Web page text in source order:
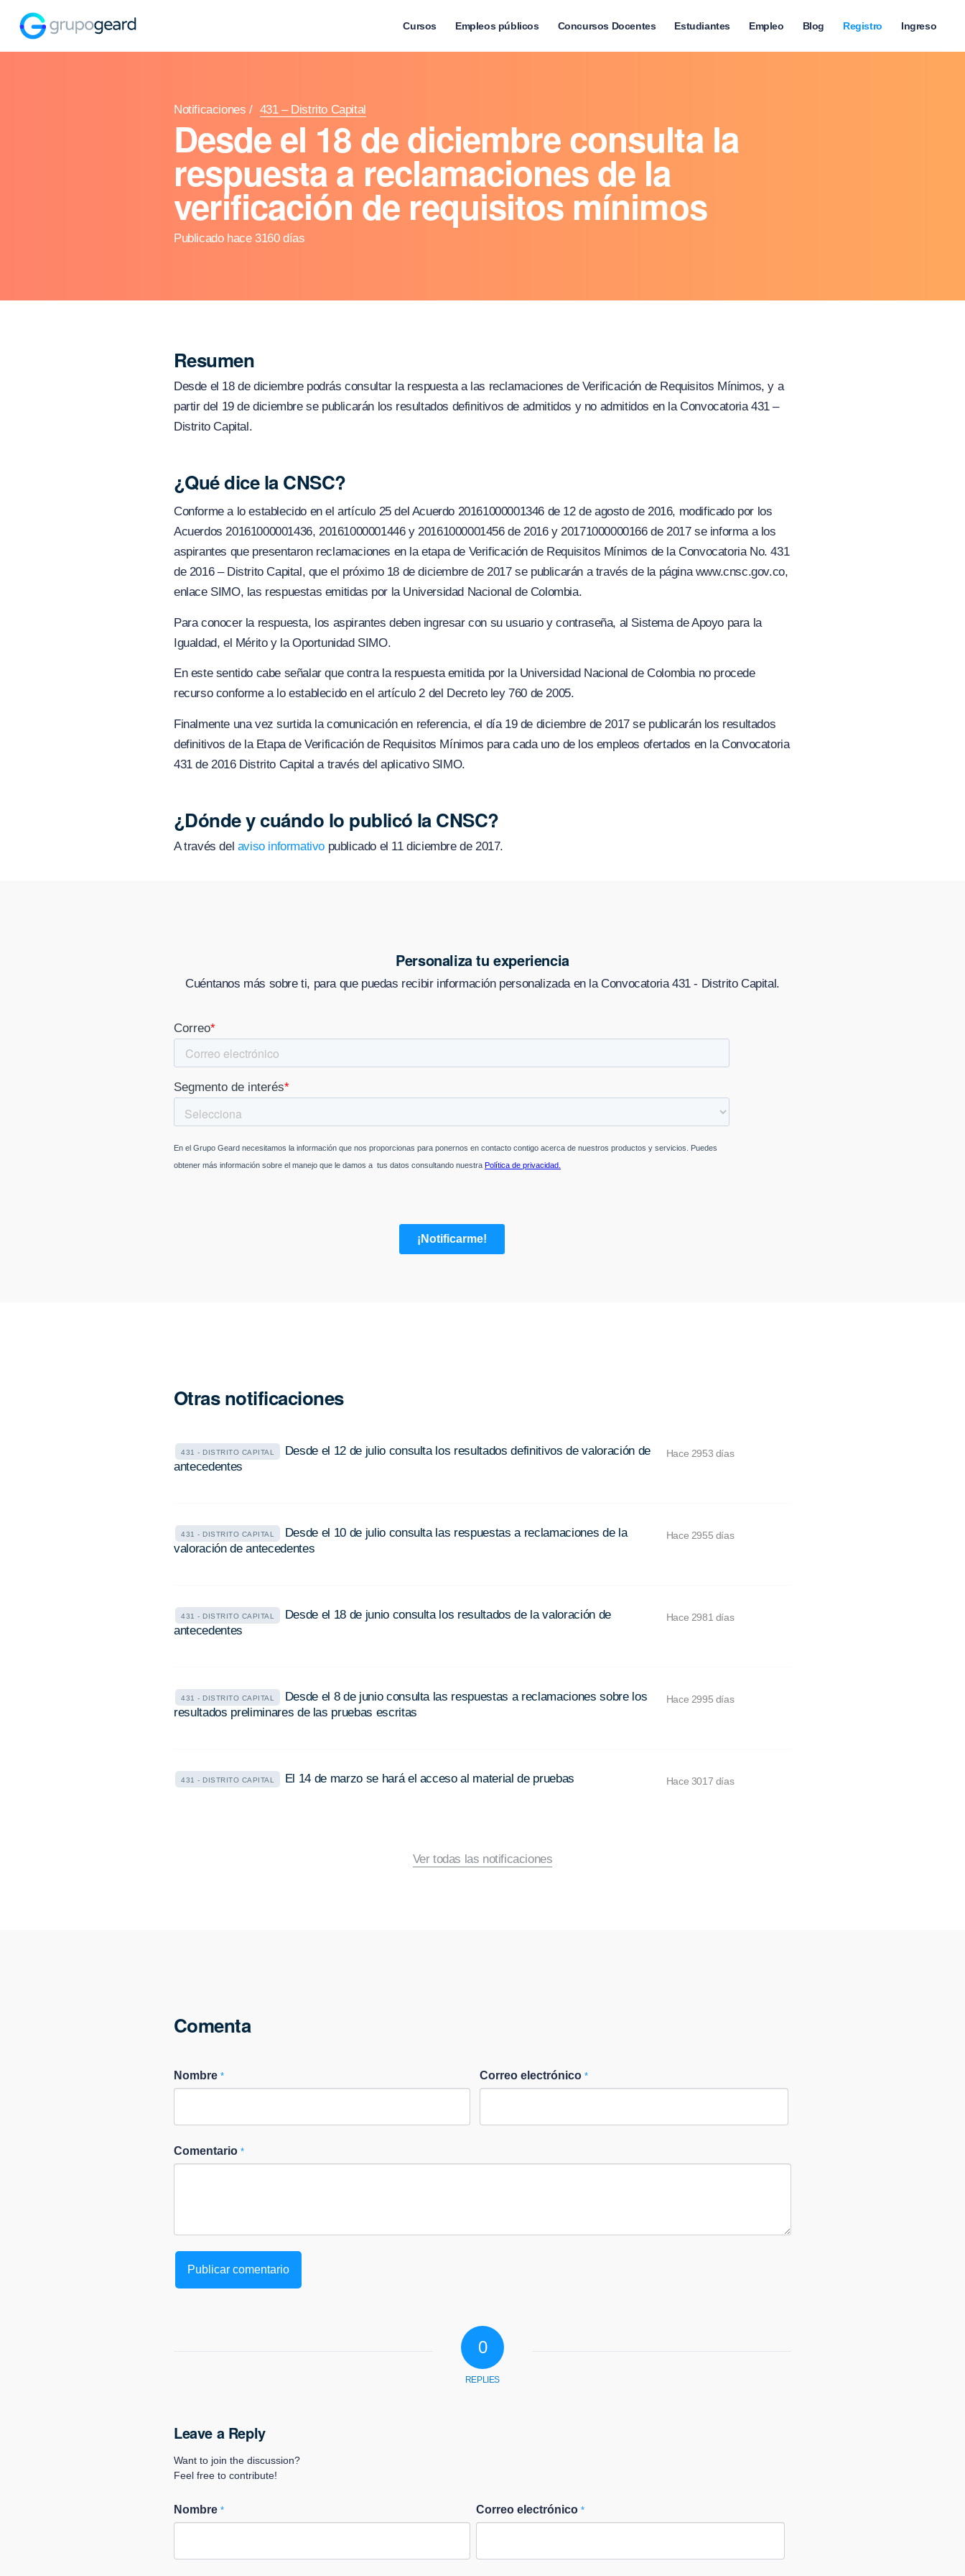
Cursos Empleos públicos Concursos Docentes Estudiantes Empleo Blog Registro Ingreso
Notificaciones / 431 – Distrito Capital
Desde el 18 de diciembre consulta la
respuesta a reclamaciones de la
verificación de requisitos mínimos
Publicado hace 3160 días
Resumen
Desde el 18 de diciembre podrás consultar la respuesta a las reclamaciones de Verificación de Requisitos Mínimos, y a
partir del 19 de diciembre se publicarán los resultados definitivos de admitidos y no admitidos en la Convocatoria 431 –
Distrito Capital.
¿Qué dice la CNSC?
Conforme a lo establecido en el artículo 25 del Acuerdo 20161000001346 de 12 de agosto de 2016, modificado por los
Acuerdos 20161000001436, 20161000001446 y 20161000001456 de 2016 y 20171000000166 de 2017 se informa a los
aspirantes que presentaron reclamaciones en la etapa de Verificación de Requisitos Mínimos de la Convocatoria No. 431
de 2016 – Distrito Capital, que el próximo 18 de diciembre de 2017 se publicarán a través de la página www.cnsc.gov.co,
enlace SIMO, las respuestas emitidas por la Universidad Nacional de Colombia.
Para conocer la respuesta, los aspirantes deben ingresar con su usuario y contraseña, al Sistema de Apoyo para la
Igualdad, el Mérito y la Oportunidad SIMO.
En este sentido cabe señalar que contra la respuesta emitida por la Universidad Nacional de Colombia no procede
recurso conforme a lo establecido en el artículo 2 del Decreto ley 760 de 2005.
Finalmente una vez surtida la comunicación en referencia, el día 19 de diciembre de 2017 se publicarán los resultados
definitivos de la Etapa de Verificación de Requisitos Mínimos para cada uno de los empleos ofertados en la Convocatoria
431 de 2016 Distrito Capital a través del aplicativo SIMO.
¿Dónde y cuándo lo publicó la CNSC?
A través del aviso informativo publicado el 11 diciembre de 2017.
Personaliza tu experiencia
Cuéntanos más sobre ti, para que puedas recibir información personalizada en la Convocatoria 431 - Distrito Capital.
Otras notificaciones
431 - DISTRITO CAPITAL
Desde el 12 de julio consulta los resultados definitivos de valoración de
antecedentes
Hace 2953 días
431 - DISTRITO CAPITAL
Desde el 10 de julio consulta las respuestas a reclamaciones de la
valoración de antecedentes
Hace 2955 días
431 - DISTRITO CAPITAL
Desde el 18 de junio consulta los resultados de la valoración de
antecedentes
Hace 2981 días
431 - DISTRITO CAPITAL
Desde el 8 de junio consulta las respuestas a reclamaciones sobre los
resultados preliminares de las pruebas escritas
Hace 2995 días
431 - DISTRITO CAPITAL El 14 de marzo se hará el acceso al material de pruebas Hace 3017 días
Ver todas las notificaciones
Comenta
Nombre * Correo electrónico *
Comentario *
0
REPLIES
Leave a Reply
Want to join the discussion?
Feel free to contribute!
Nombre * Correo electrónico*